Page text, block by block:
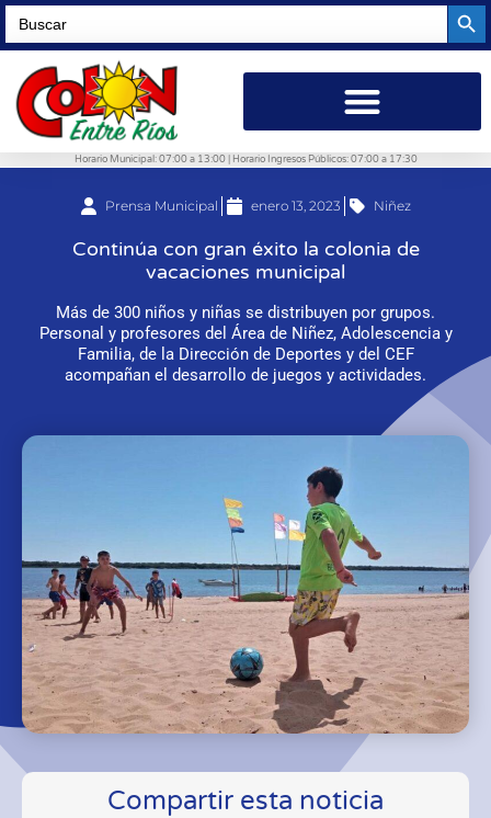
Search
for:
Horario Municipal: 07:00 a 13:00 | Horario Ingresos Públicos: 07:00 a 17:30
Prensa Municipal enero 13, 2023 Niñez
Continúa con gran éxito la colonia de
vacaciones municipal
Más de 300 niños y niñas se distribuyen por grupos.
Personal y profesores del Área de Niñez, Adolescencia y
Familia, de la Dirección de Deportes y del CEF
acompañan el desarrollo de juegos y actividades.
Compartir esta noticia